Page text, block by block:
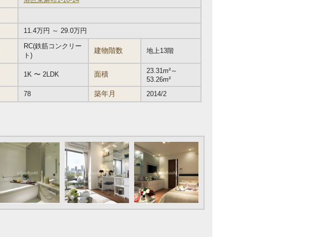
11.4万円 ～ 29.0万円
RC(鉄筋コンクリー
ト)
建物階数 地上13階
1K 〜 2LDK 面積
23.31m²～
53.26m²
78 築年月 2014/2